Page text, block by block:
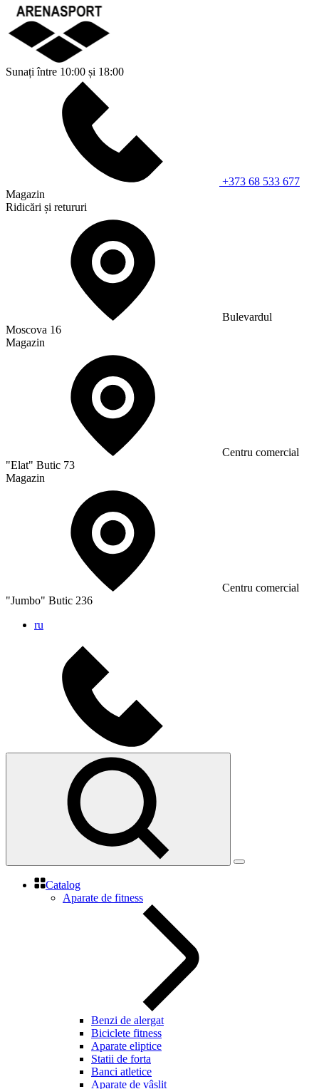
Sunați între 10:00 și 18:00
+373 68 533 677
Magazin
Ridicări și retururi
Bulevardul
Moscova 16
Magazin
Сentru comercial
"Elat" Butic 73
Magazin
Сentru comercial
"Jumbo" Butic 236
ru
Catalog
Aparate de fitness
Benzi de alergat
Biciclete fitness
Aparate eliptice
Statii de forta
Banci atletice
Aparate de vâslit